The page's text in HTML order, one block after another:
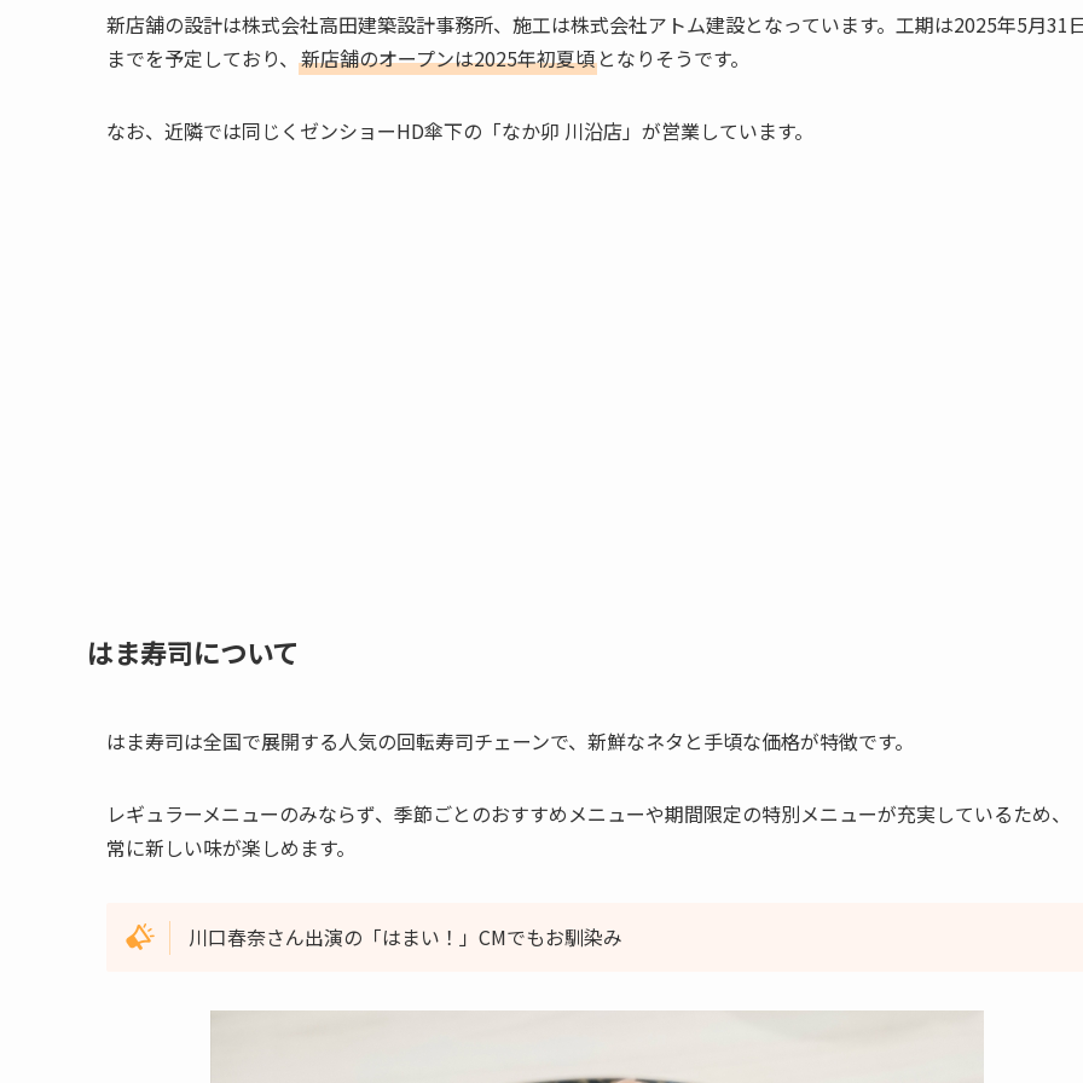
新店舗の設計は株式会社高田建築設計事務所、施工は株式会社アトム建設となっています。工期は2025年5月31
までを予定しており、 新店舗のオープンは2025年初夏頃 となりそうです。
なお、近隣では同じくゼンショーHD傘下の「なか卯 川沿店」が営業しています。
はま寿司について
はま寿司は全国で展開する人気の回転寿司チェーンで、新鮮なネタと手頃な価格が特徴です。
レギュラーメニューのみならず、季節ごとのおすすめメニューや期間限定の特別メニューが充実しているため、
常に新しい味が楽しめます。
川口春奈さん出演の「はまい！」CMでもお馴染み